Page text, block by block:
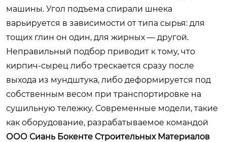
машины. Угол подъема спирали шнека
варьируется в зависимости от типа сырья: для
тощих глин он один, для жирных — другой.
Неправильный подбор приводит к тому, что
кирпич-сырец либо трескается сразу после
выхода из мундштука, либо деформируется под
собственным весом при транспортировке на
сушильную тележку. Современные модели, такие
как оборудование, разрабатываемое командой
ООО Сиань Бокенте Строительных Материалов